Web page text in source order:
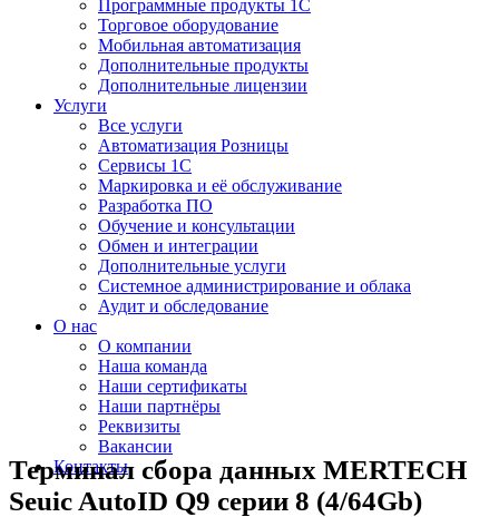
Программные продукты 1С
Торговое оборудование
Мобильная автоматизация
Дополнительные продукты
Дополнительные лицензии
Услуги
Все услуги
Автоматизация Розницы
Сервисы 1С
Маркировка и её обслуживание
Разработка ПО
Обучение и консультации
Обмен и интеграции
Дополнительные услуги
Системное администрирование и облака
Аудит и обследование
О нас
О компании
Наша команда
Наши сертификаты
Наши партнёры
Реквизиты
Вакансии
Контакты
Терминал сбора данных MERTECH
Seuic AutoID Q9 серии 8 (4/64Gb)